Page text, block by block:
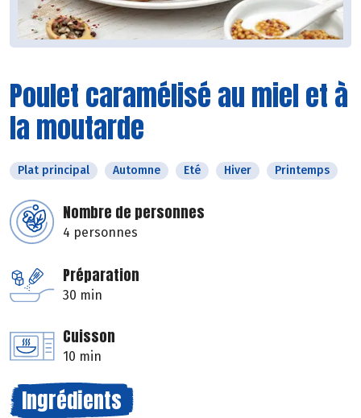
Poulet caramélisé au miel et à
la moutarde
Plat principal Automne Eté Hiver Printemps
Nombre de personnes
4 personnes
Préparation
30 min
Cuisson
10 min
Ingrédients